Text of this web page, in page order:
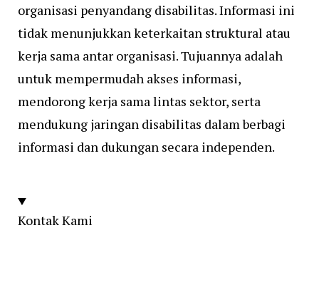
organisasi penyandang disabilitas. Informasi ini
tidak menunjukkan keterkaitan struktural atau
kerja sama antar organisasi. Tujuannya adalah
untuk mempermudah akses informasi,
mendorong kerja sama lintas sektor, serta
mendukung jaringan disabilitas dalam berbagi
informasi dan dukungan secara independen.
Kontak Kami